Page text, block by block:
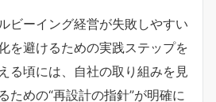
ビーイング経営が失敗しやすい
を避けるための実践ステップを
る頃には、自社の取り組みを見
ための“再設計の指針”が明確に